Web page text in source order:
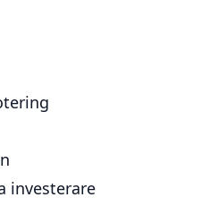
investerare